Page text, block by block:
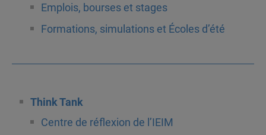
Emplois, bourses et stages
Formations, simulations et Écoles d’été
Think Tank
Centre de réflexion de l’IEIM